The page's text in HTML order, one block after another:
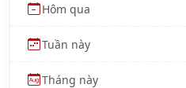
Hôm qua
Tuần này
Tháng này